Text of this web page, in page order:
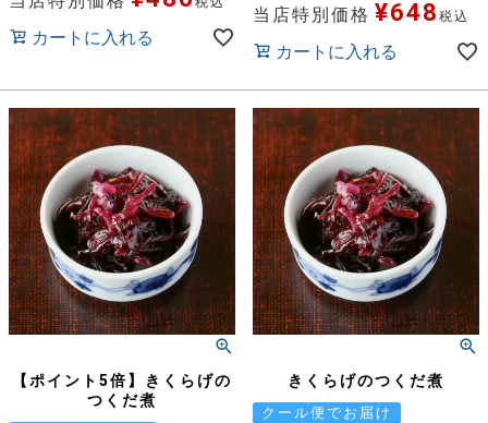
カートに入れる
当店特別価格 ¥648 税込
カートに入れる
【ポイント5倍】きくらげの
つくだ煮
きくらげのつくだ煮
クール便でお届け